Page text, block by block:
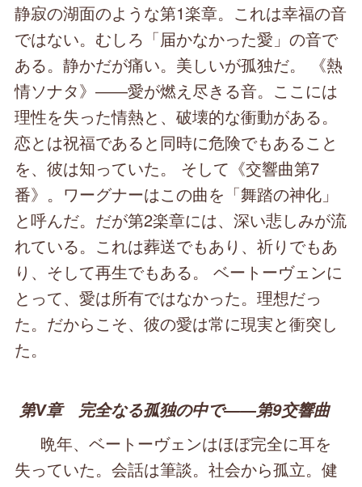
静寂の湖面のような第1楽章。これは幸福の音
ではない。むしろ「届かなかった愛」の音で
ある。静かだが痛い。美しいが孤独だ。 《熱
情ソナタ》――愛が燃え尽きる音。ここには
理性を失った情熱と、破壊的な衝動がある。
恋とは祝福であると同時に危険でもあること
を、彼は知っていた。 そして《交響曲第7
番》。ワーグナーはこの曲を「舞踏の神化」
と呼んだ。だが第2楽章には、深い悲しみが流
れている。これは葬送でもあり、祈りでもあ
り、そして再生でもある。 ベートーヴェンに
とって、愛は所有ではなかった。理想だっ
た。だからこそ、彼の愛は常に現実と衝突し
た。
第Ⅴ章 完全なる孤独の中で――第9交響曲
晩年、ベートーヴェンはほぼ完全に耳を
失っていた。会話は筆談。社会から孤立。健